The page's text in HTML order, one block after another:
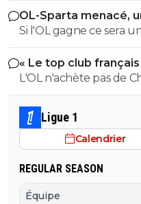
OL-Sparta menacé,
Si l'OL gagne ce sera
incroyable du farfelu
perd ce sera aussi
délivrance avec un
« Le top club français
PSG
L'OL n'achète pas de
un point commun avec le PSG. Mdr
avec l'OL qui est une
Ligue 1
Calendrier
REGULAR SEASON
Équipe